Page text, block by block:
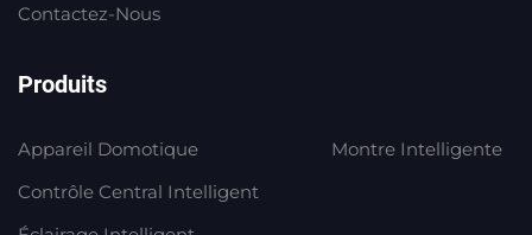
Contactez-Nous
Produits
Appareil Domotique
Contrôle Central Intelligent
Montre Intelligente